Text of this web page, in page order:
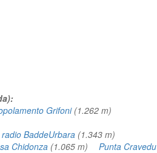
Grifoni(1.262 m)
BaddeUrbara (1.343 m)
Chidonza (1.065 m) Punta Cravedu